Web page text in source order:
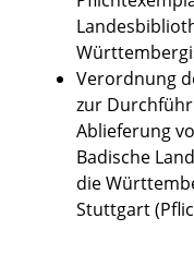
Verordnung
zur
Ablieferung
Badische
die
Stuttgart